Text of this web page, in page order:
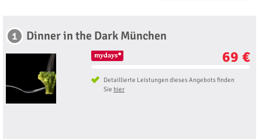
1 Dinner in the Dark München
69 €
Detaillierte Leistungen dieses Angebots finden
Sie hier